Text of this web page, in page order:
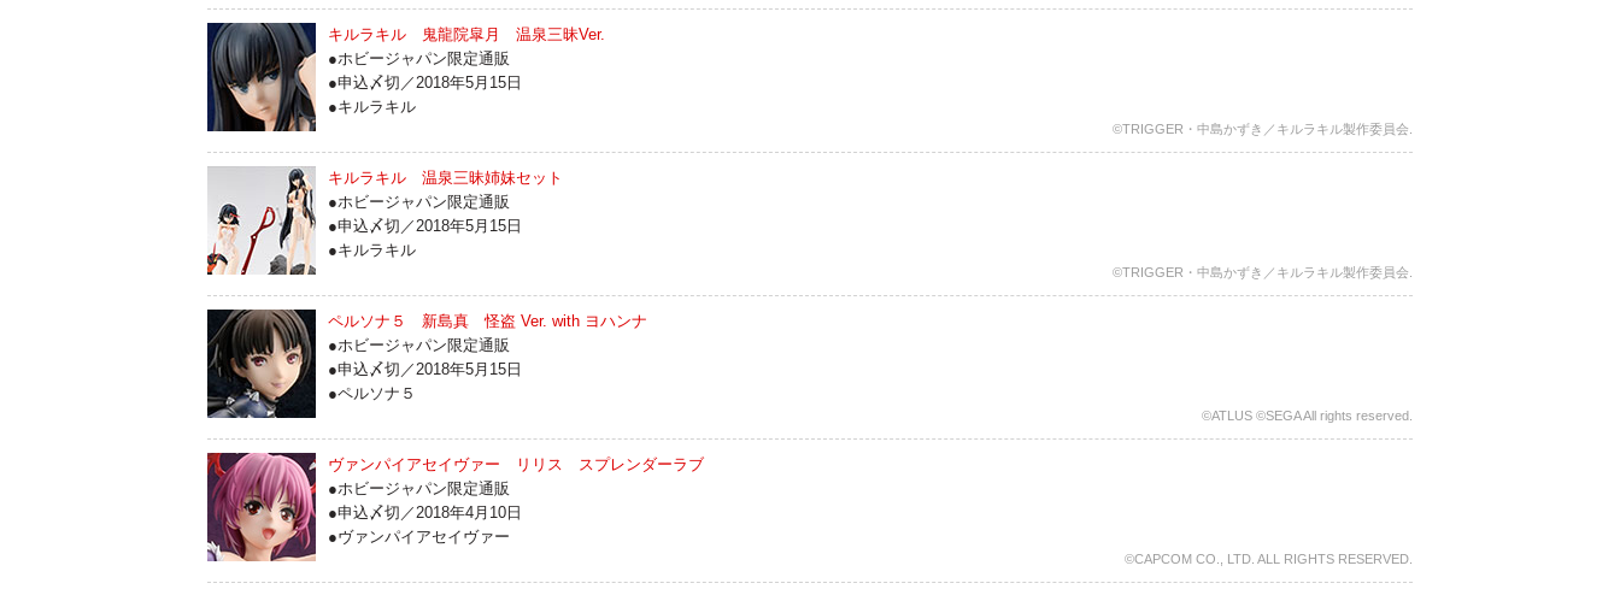
キルラキル 鬼龍院皐月 温泉三昧Ver.
●ホビージャパン限定通販
●申込〆切／2018年5月15日
●キルラキル
©TRIGGER・中島かずき／キルラキル製作委員会.
キルラキル 温泉三昧姉妹セット
●ホビージャパン限定通販
●申込〆切／2018年5月15日
●キルラキル
©TRIGGER・中島かずき／キルラキル製作委員会.
ペルソナ５ 新島真 怪盗 Ver. with ヨハンナ
●ホビージャパン限定通販
●申込〆切／2018年5月15日
●ペルソナ５
©ATLUS ©SEGA All rights reserved.
ヴァンパイアセイヴァー リリス スプレンダーラブ
●ホビージャパン限定通販
●申込〆切／2018年4月10日
●ヴァンパイアセイヴァー
©CAPCOM CO., LTD. ALL RIGHTS RESERVED.